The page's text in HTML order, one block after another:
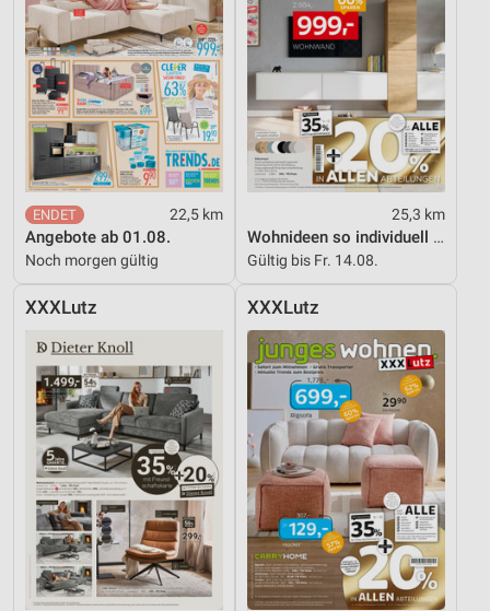
22,5 km
Angebote ab 01.08.
Noch morgen gültig
25,3 km
Wohnideen so individuell wie du!
Gültig bis Fr. 14.08.
XXXLutz XXXLutz